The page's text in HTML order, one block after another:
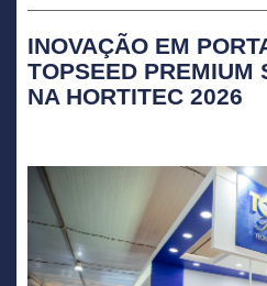
INOVAÇÃO EM
TOPSEED PREMIUM
NA HORTITEC 2026